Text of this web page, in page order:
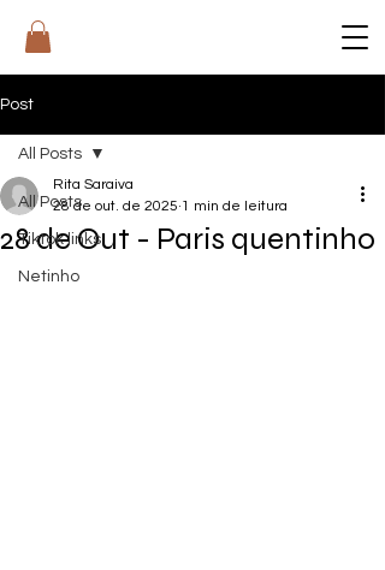
RIT
Post
All Posts
Tiktok links
Netinho
All Posts
28 de Out - Paris quentinho
Rita Saraiva
28 de out. de 2025 1 min de leitura